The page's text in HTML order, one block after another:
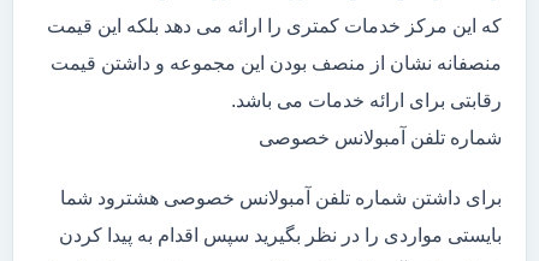
که این مرکز خدمات کمتری را ارائه می دهد بلکه این قیمت
منصفانه نشان از منصف بودن این مجموعه و داشتن قیمت
رقابتی برای ارائه خدمات می باشد.
شماره تلفن آمبولانس خصوصی
برای داشتن شماره تلفن آمبولانس خصوصی هشترود شما
بایستی مواردی را در نظر بگیرید سپس اقدام به پیدا کردن